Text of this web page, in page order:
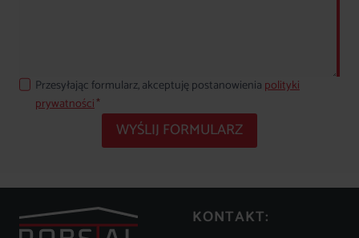
Przesyłając formularz, akceptuję postanowienia polityki
prywatności*
WYŚLIJ FORMULARZ
KONTAKT: